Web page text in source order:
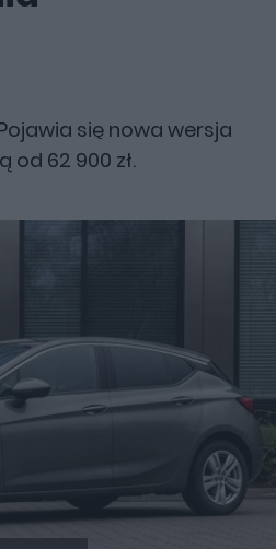
się nowa wersja
od 62 900 zł.